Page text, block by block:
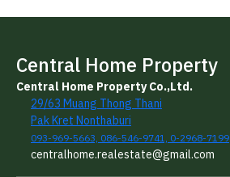
Central Home Property
Central Home Property Co.,Ltd.
29/63 Muang Thong Thani
Pak Kret Nonthaburi
093-969-5663, 086-546-9741, 0-2968-7199
centralhome.realestate@gmail.com